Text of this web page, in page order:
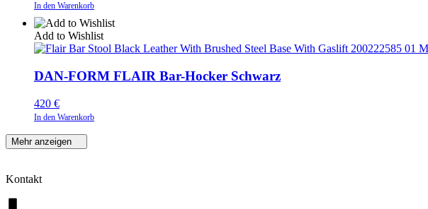
In den Warenkorb
Add to Wishlist
DAN-FORM FLAIR Bar-Hocker Schwarz
420 €
In den Warenkorb
Mehr anzeigen
Kontakt